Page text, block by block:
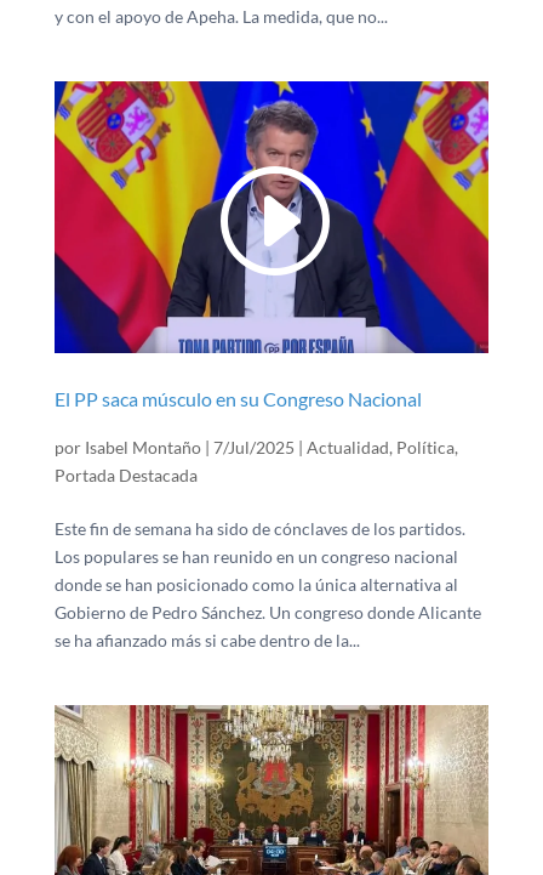
y con el apoyo de Apeha. La medida, que no...
El PP saca músculo en su Congreso Nacional
por Isabel Montaño| 7/Jul/2025 | Actualidad, Política,
Portada Destacada
Este fin de semana ha sido de cónclaves de los partidos.
Los populares se han reunido en un congreso nacional
donde se han posicionado como la única alternativa al
Gobierno de Pedro Sánchez. Un congreso donde Alicante
se ha afianzado más si cabe dentro de la...